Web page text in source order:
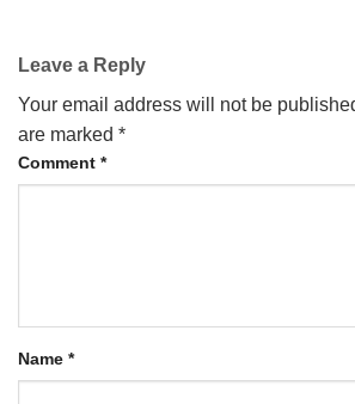
Leave a Reply
Your email address will not be
are marked *
Comment *
Name *